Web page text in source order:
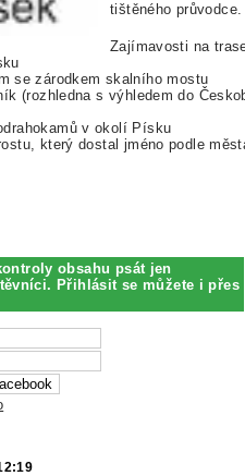
tištěného průvodce.
Zajímavosti na
se zárodkem skalního mostu
(rozhledna s výhledem do
v okolí Písku
který dostal jméno podle
obsahu psát jen
Přihlásit se můžete i přes